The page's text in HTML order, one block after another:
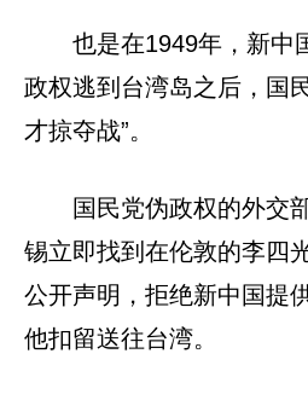
也是在1949年，新中
政权逃到台湾岛之后，国
才掠夺战”。
国民党伪政权的外交
锡立即找到在伦敦的李四
公开声明，拒绝新中国提
他扣留送往台湾。